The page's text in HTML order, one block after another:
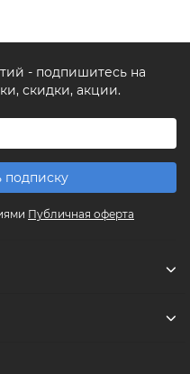
- подпишитесь на
скидки, акции.
Публичная оферта